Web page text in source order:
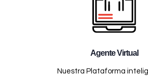
Agente Virtual
Nuestra Plataforma